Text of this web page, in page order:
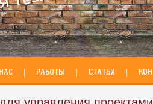
| РАБОТЫ | СТАТЬИ |